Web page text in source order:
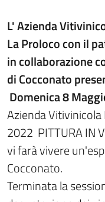
L' Azienda
La Proloco con il
in collaborazione
di Cocconato
Domenica 8
Azienda
2022 PITTURA IN
vi farà vivere
Cocconato.
Terminata la